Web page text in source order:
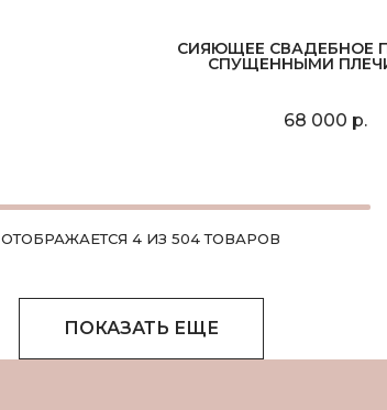
СИЯЮЩЕЕ СВАДЕБНОЕ
СПУЩЕННЫМИ
68 000 р.
ОТОБРАЖАЕТСЯ 4 ИЗ 504 ТОВАРОВ
ПОКАЗАТЬ ЕЩЕ